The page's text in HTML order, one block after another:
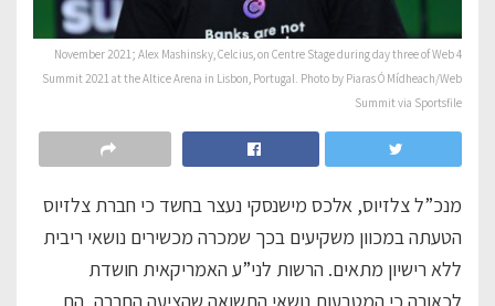
4 November 2021; Alex Mashinsky, Celcius, on Centre Stage during day three of Web
Summit 2021 at the Altice Arena in Lisbon, Portugal. Photo by Piaras Ó Mídheach/Web
Summit via Sportsfile
מנכ”ל צלזיוס, אלכס מישנסקי נעצר בחשד כי חברת צלזיוס
הטעתה במכוון משקיעים בכך שמכרה מכשירים נושאי ריבית
ללא רישיון מתאים. הרשות לני”ע האמריקאית חושדת
לכאורה כי המטבעות נושאי התשואה שהציעה החברה, הם